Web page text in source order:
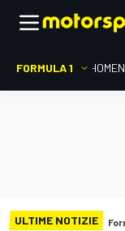
FORMULA 1 HOME
ULTIME NOTIZIE